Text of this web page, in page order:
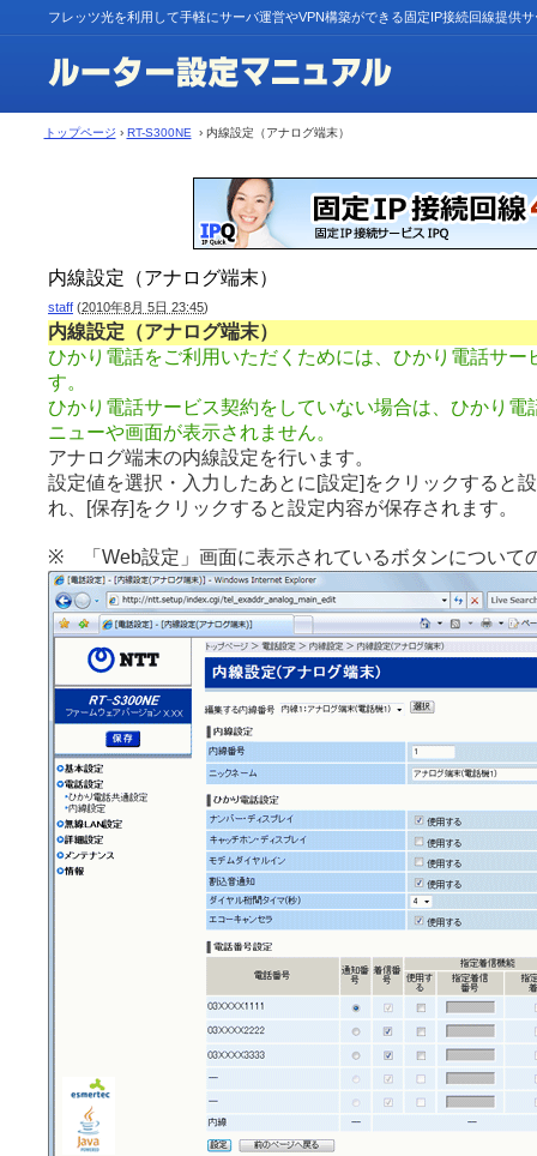
フレッツ光を利用して手軽にサーバ運営やVPN構築ができる固定IP接続回線提供
トップページ › RT-S300NE › 内線設定（アナログ端末）
内線設定（アナログ端末）
staff (2010年8月 5日 23:45)
内線設定（アナログ端末）
ひかり電話をご利用いただくためには、ひかり電話サー
す。
ひかり電話サービス契約をしていない場合は、ひかり電
ニューや画面が表示されません。
アナログ端末の内線設定を行います。
設定値を選択・入力したあとに[設定]をクリックすると
れ、[保存]をクリックすると設定内容が保存されます。
※ 「Web設定」画面に表示されているボタンについて